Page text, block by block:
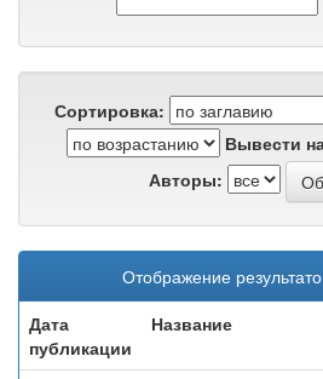
Сортировка:
Вывести
Авторы:
Отображение
Дата
публикации
Название